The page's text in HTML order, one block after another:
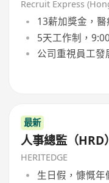
Recruit Express
13薪加獎金，
5天工作制，
公司重視員工
最新
人事總監（HRD）
HERITEDGE
生日假，慷慨